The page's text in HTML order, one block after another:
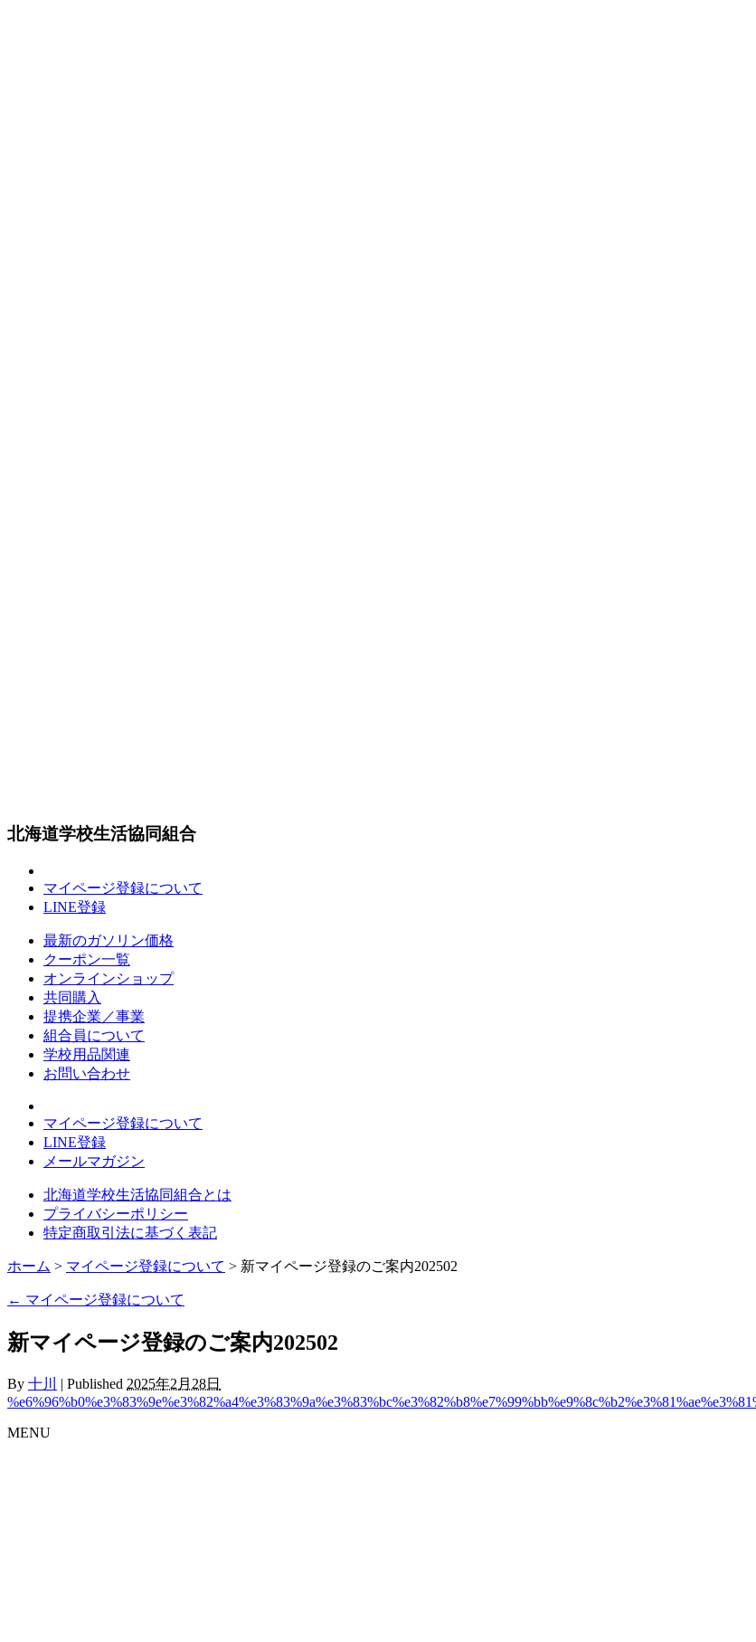
北海道学校生活協同組合
マイページ登録について
LINE登録
最新のガソリン価格
クーポン一覧
オンラインショップ
共同購入
提携企業／事業
組合員について
学校用品関連
お問い合わせ
マイページ登録について
LINE登録
メールマガジン
北海道学校生活協同組合とは
プライバシーポリシー
特定商取引法に基づく表記
ホーム > マイページ登録について > 新マイページ登録のご案内202502
← マイページ登録について
新マイページ登録のご案内202502
By 十川 | Published 2025年2月28日
MENU